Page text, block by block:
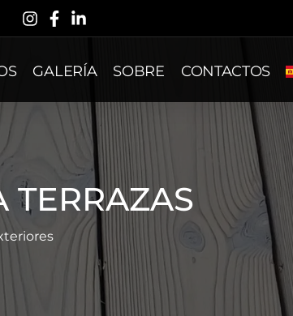
GALERÍA SOBRE CONTACTOS